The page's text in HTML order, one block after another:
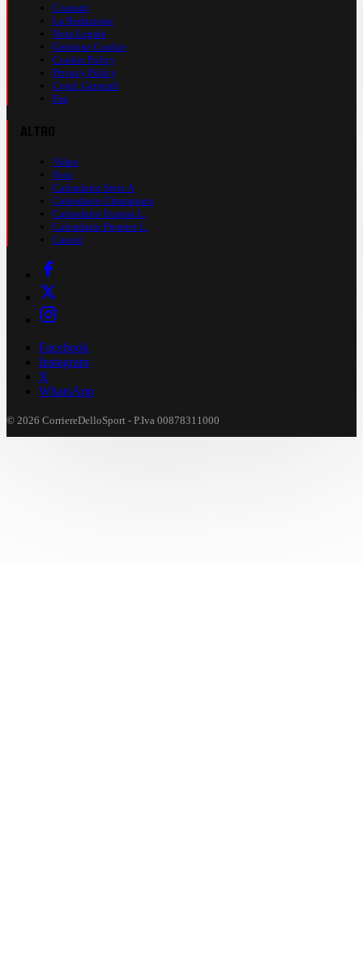
Contatti
La Redazione
Nota Legale
Gestione Cookie
Cookie Policy
Privacy Policy
Cond. Generali
Faq
Video
Foto
Calendario Serie A
Calendario Champions
Calendario Europa L.
Calendario Premier L.
Casinò
Facebook
Instagram
X
WhatsApp
© 2026 CorriereDelloSport - P.Iva 00878311000